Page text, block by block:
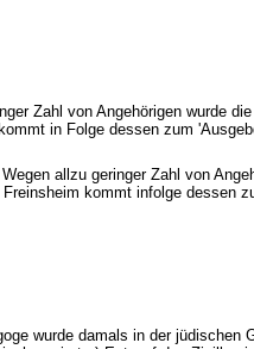
Zahl von Angehörigen wurde
in Folge dessen zum
allzu geringer Zahl von
kommt infolge dessen
wurde damals in der jüdischen